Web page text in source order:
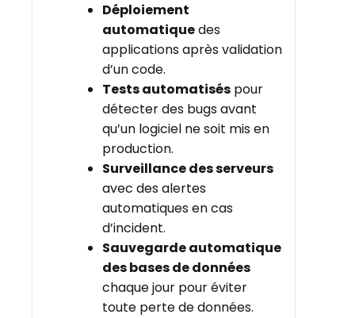
Déploiement
automatiquedes
applications après validation
d’un code.
Tests automatisés pour
détecter des bugs avant
qu’un logiciel ne soit mis en
production.
Surveillance des serveurs
avec des alertes
automatiques en cas
d’incident.
Sauvegarde automatique
des bases de données
chaque jour pour éviter
toute perte de données.